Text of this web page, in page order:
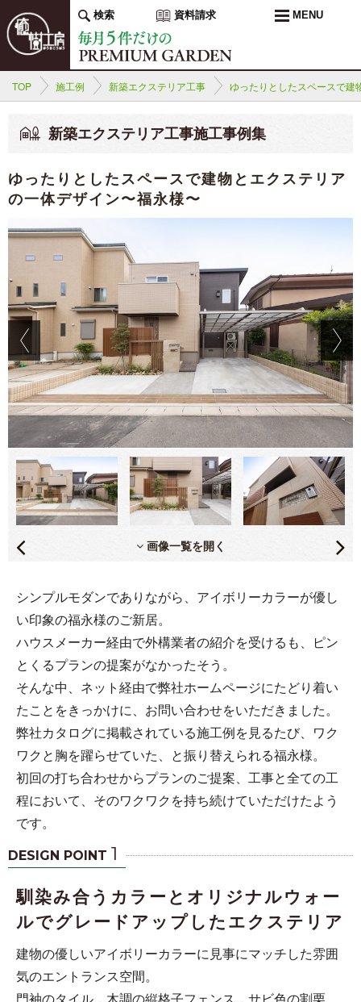
検索 資料請求 MENU
TOP 施工例 新築エクステリア工事 ゆったりとしたスペースで建
新築エクステリア工事施工事例集
ゆったりとしたスペースで建物とエクステリア
の一体デザイン〜福永様〜
画像一覧を開く
シンプルモダンでありながら、アイボリーカラーが優し
い印象の福永様のご新居。
ハウスメーカー経由で外構業者の紹介を受けるも、ピン
とくるプランの提案がなかったそう。
そんな中、ネット経由で弊社ホームページにたどり着い
たことをきっかけに、お問い合わせをいただきました。
弊社カタログに掲載されている施工例を見るたび、ワク
ワクと胸を躍らせていた、と振り替えられる福永様。
初回の打ち合わせからプランのご提案、工事と全ての工
程において、そのワクワクを持ち続けていただけたよう
です。
DESIGN POINT 1
馴染み合うカラーとオリジナルウォー
ルでグレードアップしたエクステリア
建物の優しいアイボリーカラーに見事にマッチした雰囲
気のエントランス空間。
門袖のタイル、木調の縦格子フェンス、サビ色の割栗